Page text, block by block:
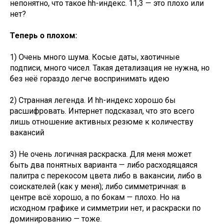
непонятно, что такое hh-индекс. 11,3 — это плохо или
нет?
Теперь о плохом:
1) Очень много шума. Косые даты, хаотичные
подписи, много чисел. Такая детализация не нужна, но
без неё гораздо легче воспринимать идею
2) Странная легенда. И hh-индекс хорошо бы
расшифровать. Интернет подсказал, что это всего
лишь отношение активных резюме к количеству
вакансий
3) Не очень логичная раскраска. Для меня может
быть два понятных варианта — либо расходящаяся
палитра с перекосом цвета либо в вакансии, либо в
соискателей (как у меня); либо симметричная: в
центре всё хорошо, а по бокам — плохо. Но на
исходном графике и симметрии нет, и раскраски по
доминированию — тоже.